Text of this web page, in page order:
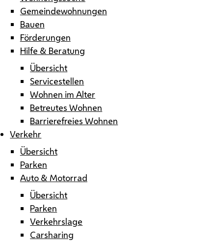
Gemeindewohnungen
Bauen
Förderungen
Hilfe & Beratung
Übersicht
Servicestellen
Wohnen im Alter
Betreutes Wohnen
Barrierefreies Wohnen
Verkehr
Übersicht
Parken
Auto & Motorrad
Übersicht
Parken
Verkehrslage
Carsharing